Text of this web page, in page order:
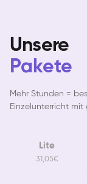
Unsere
Pakete
Mehr Stunden =
Einzelunterricht
Lite
31,05€